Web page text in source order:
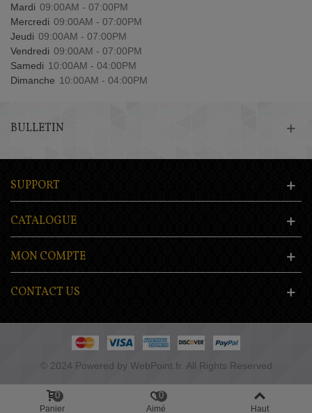
Mardi 09:00AM - 07:00PM
Mercredi 09:00AM - 07:00PM
Jeudi 09:00AM - 07:00PM
Vendredi 09:00AM - 07:00PM
Samedi 10:00AM - 04:00PM
Dimanche 10:00AM - 04:00PM
BULLETIN
SUPPORT
CATALOGUE
MON COMPTE
CONTACT US
© 2024 Powered by WebPoint.fr. All Rights Reserved
Panier
0
Aimé
0
Haut